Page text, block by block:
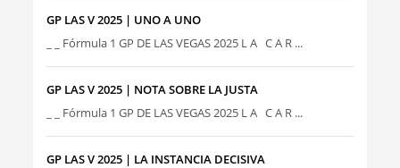
GP LAS V 2025 | UNO A UNO
_ _ Fórmula 1 GP DE LAS VEGAS 2025 L A C A R ...
GP LAS V 2025 | NOTA SOBRE LA JUSTA
_ _ Fórmula 1 GP DE LAS VEGAS 2025 L A C A R ...
GP LAS V 2025 | LA INSTANCIA DECISIVA